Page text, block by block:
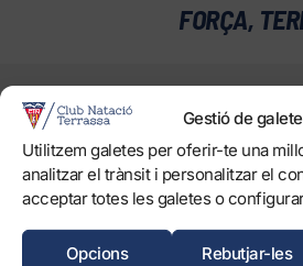
Gestió de
Utilitzem galetes per oferir-te una
analitzar el trànsit i personalitzar el
acceptar totes les galetes o
Rebutjar-les
Opcions
FORÇA,
EL CLUB
Història
Òrgans
Informació corporativa i transparència
Protecció dels Infants